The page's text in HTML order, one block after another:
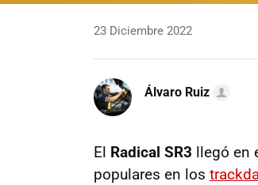
23 Diciembre 2022
Álvaro Ruiz
El Radical SR3 llegó en
populares en los